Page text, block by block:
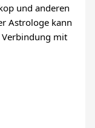
und anderen
Astrologe kann
mit